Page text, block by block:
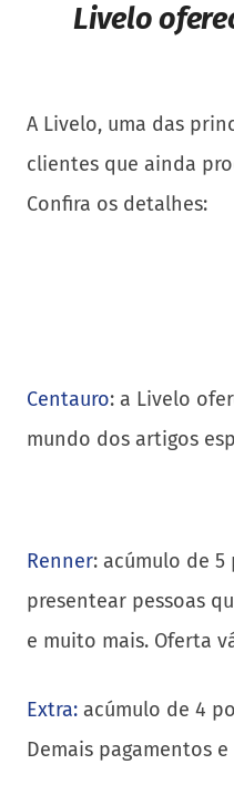
Livelo
A Livelo, uma das
clientes que ainda
Confira os detalhes:
Centauro: a Livelo
mundo dos artigos
Renner: acúmulo de
presentear pessoas
e muito mais. Oferta
Extra: acúmulo de 4
Demais pagamentos